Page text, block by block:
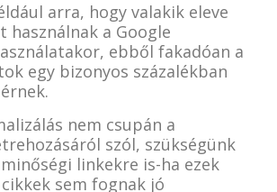
arra, hogy valakik eleve
használnak a Google
ebből fakadóan a
egy bizonyos százalékban
nem csupán a
szól, szükségünk
linkekre is-ha ezek
sem fognak jó